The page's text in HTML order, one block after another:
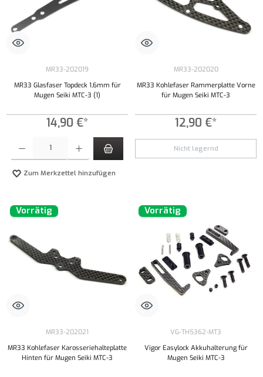
MR33-202019
MR33 Glasfaser Topdeck 1,6mm für
Mugen Seiki MTC-3 (1)
14,90 €*
Produkt Anzahl: Gib den gewünschten Wert ein oder benutze die Schaltflächen um die
Zum Merkzettel hinzufügen
MR33-202020
MR33 Kohlefaser Rammerplatte Vorne
für Mugen Seiki MTC-3
12,90 €*
Nicht lagernd
Vorrätig
MR33-202021
MR33 Kohlefaser Karosseriehalteplatte
Hinten für Mugen Seiki MTC-3
Vorrätig
VG-TH5362-MT3
Vigor Easylock Akkuhalterung für
Mugen Seiki MTC-3